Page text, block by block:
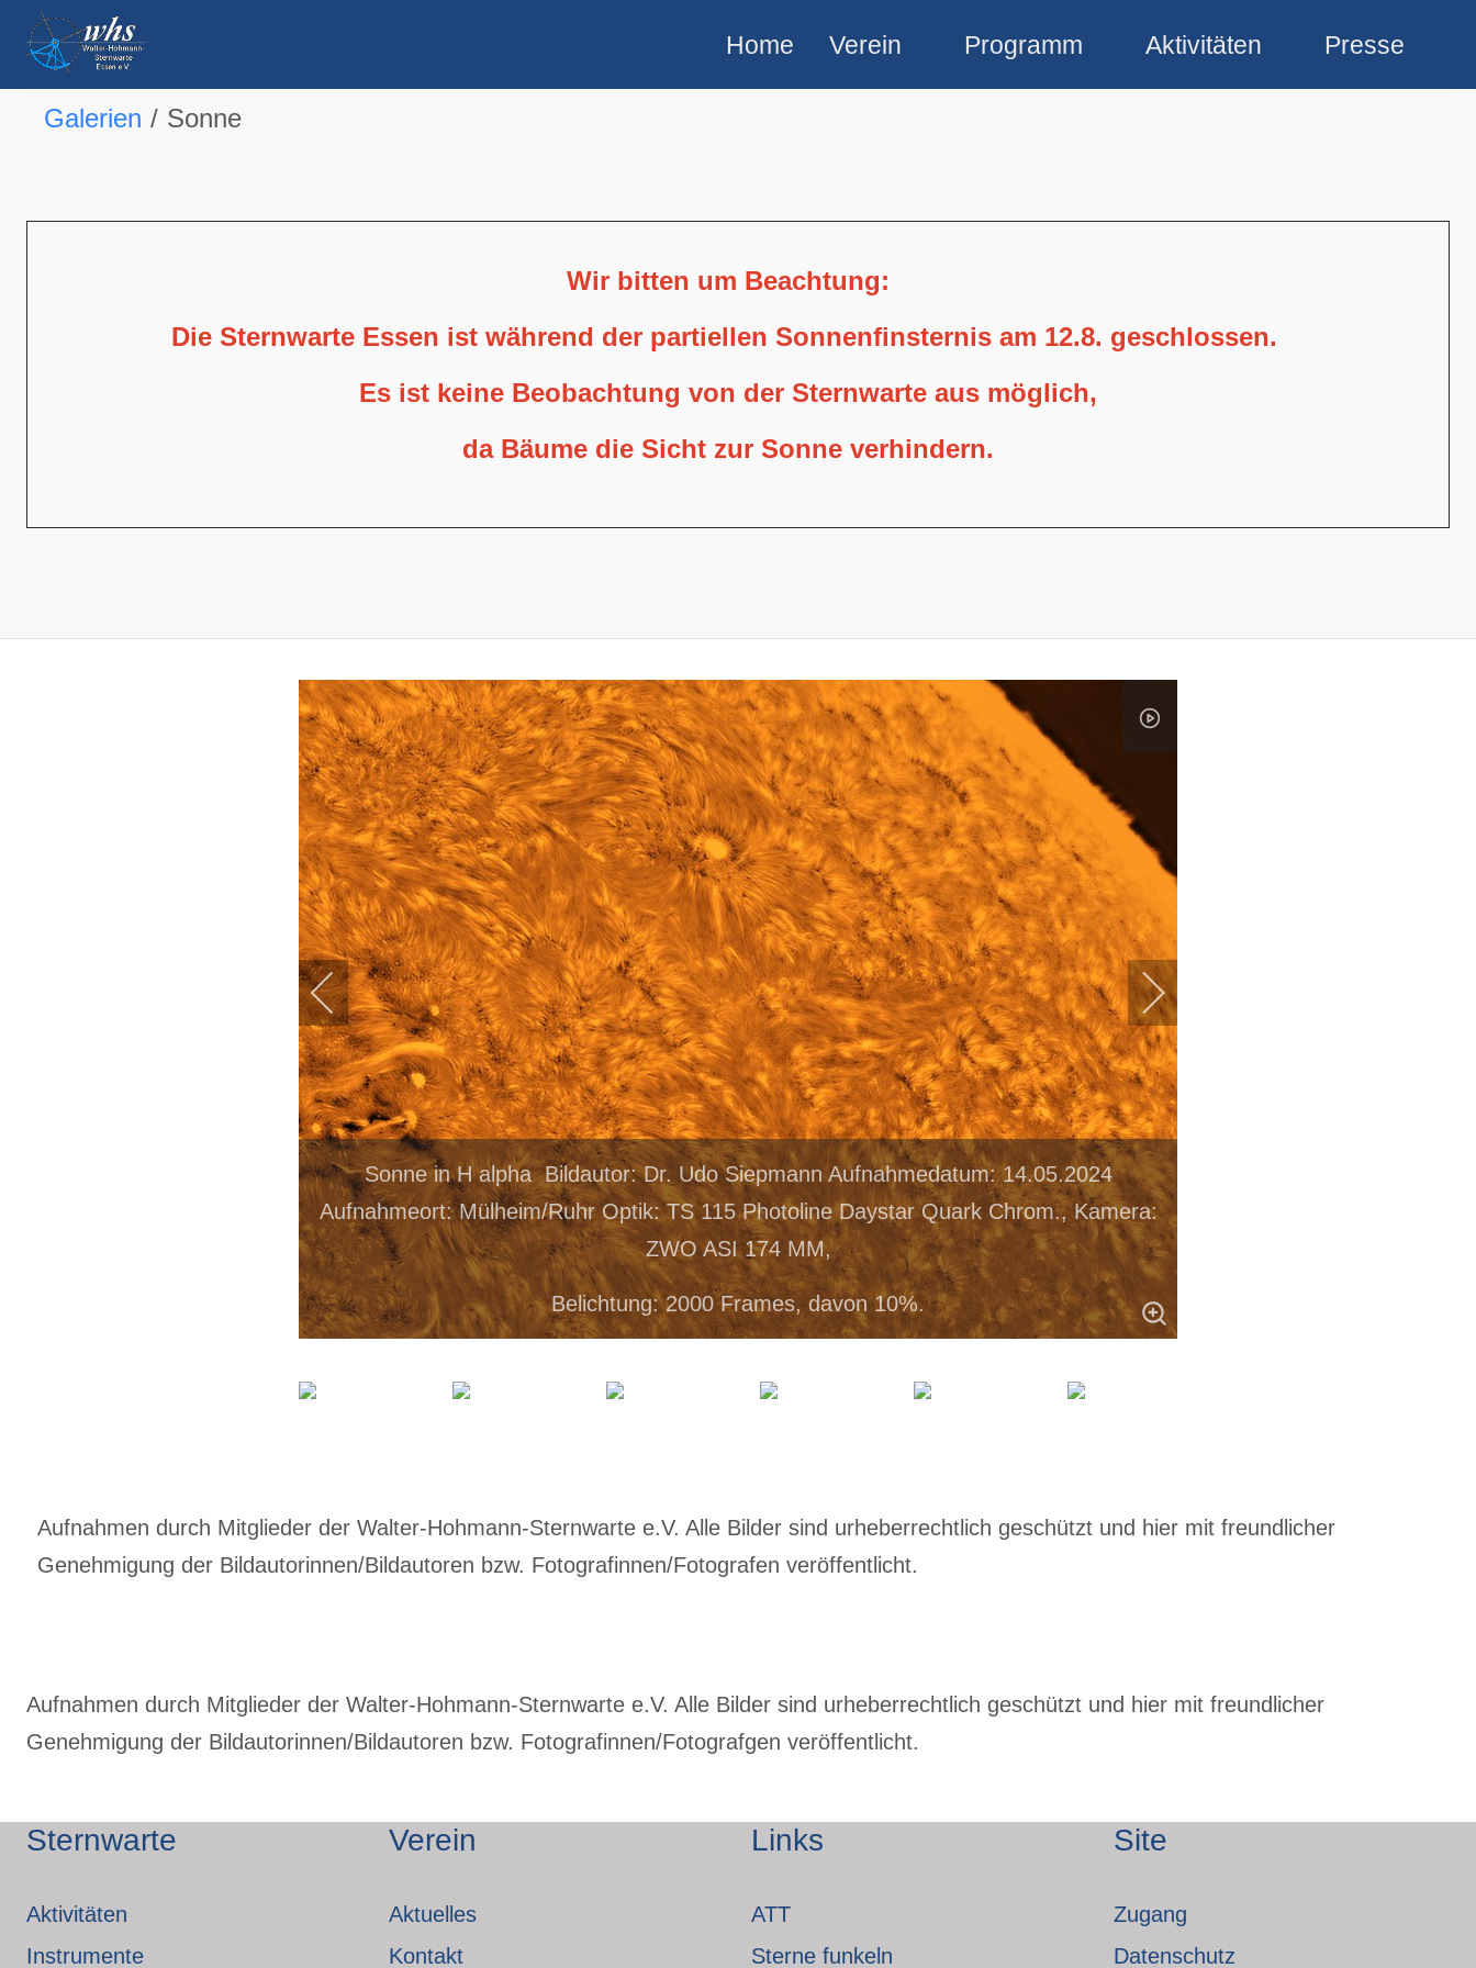
Home Verein Programm Aktivitäten Presse
Galerien Sonne
Wir bitten um Beachtung:
Die Sternwarte Essen ist während der partiellen Sonnenfinsternis am 12.8. geschlossen.
Es ist keine Beobachtung von der Sternwarte aus möglich,
da Bäume die Sicht zur Sonne verhindern.
Sonne in H alpha Bildautor: Dr. Udo Siepmann Aufnahmedatum: 14.05.2024
Aufnahmeort: Mülheim/Ruhr Optik: TS 115 Photoline Daystar Quark Chrom., Kamera:
ZWO ASI 174 MM,
Belichtung: 2000 Frames, davon 10%.
Aufnahmen durch Mitglieder der Walter-Hohmann-Sternwarte e.V. Alle Bilder sind urheberrechtlich geschützt und hier mit freundlicher
Genehmigung der Bildautorinnen/Bildautoren bzw. Fotografinnen/Fotografen veröffentlicht.
Aufnahmen durch Mitglieder der Walter-Hohmann-Sternwarte e.V. Alle Bilder sind urheberrechtlich geschützt und hier mit freundlicher
Genehmigung der Bildautorinnen/Bildautoren bzw. Fotografinnen/Fotografgen veröffentlicht.
Sternwarte
Aktivitäten
Instrumente
Verein
Aktuelles
Kontakt
Links
ATT
Sterne funkeln
Site
Zugang
Datenschutz